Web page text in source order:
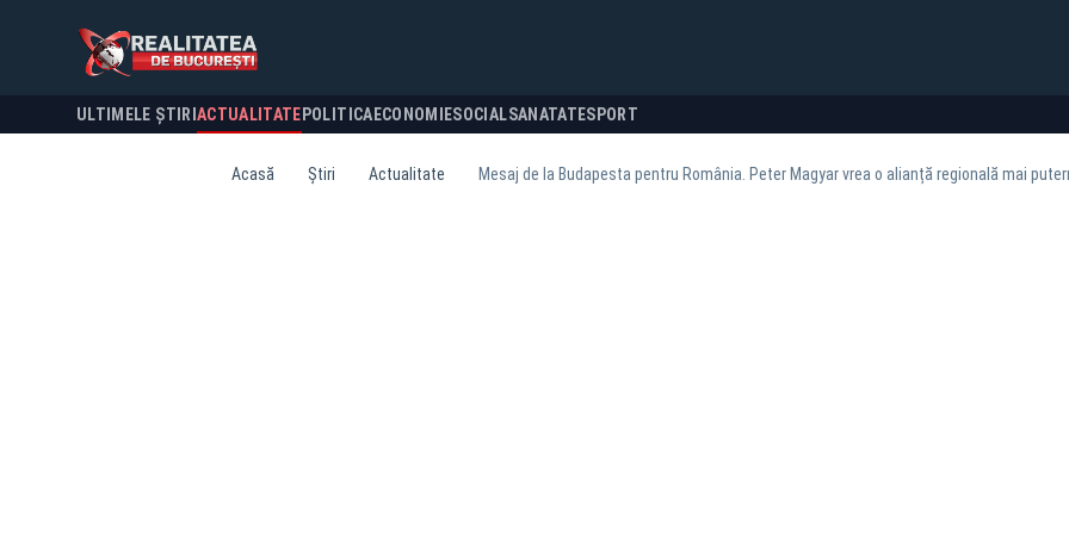
ULTIMELE ȘTIRI ACTUALITATE POLITICA ECONOMIESOCIALSANATATESPORT
Acasă Știri Actualitate Mesaj de la Budapesta pentru România. Peter Magyar vrea o alianță regională mai